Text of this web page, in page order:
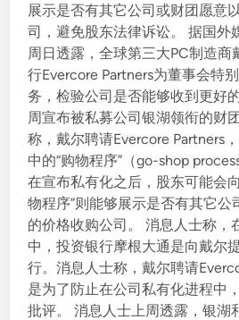
n
展示是否有其它公司或财团愿意
司，避免股东法律诉讼。 据国外
周日透露，全球第三大PC制造商
行Evercore Partners为董事会特
务，检验公司是否能够收到更好
周宣布被私募公司银湖领衔的财
称，戴尔聘请Evercore Partners
中的“购物程序”（go-shop
在宣布私有化之后，股东可能会
物程序”则能够展示是否有其它公
的价格收购公司。 消息人士称，
中，投资银行摩根大通是向戴尔
行。消息人士称，戴尔聘请
是为了防止在公司私有化进程中
批评。 消息人士上周透露，银湖